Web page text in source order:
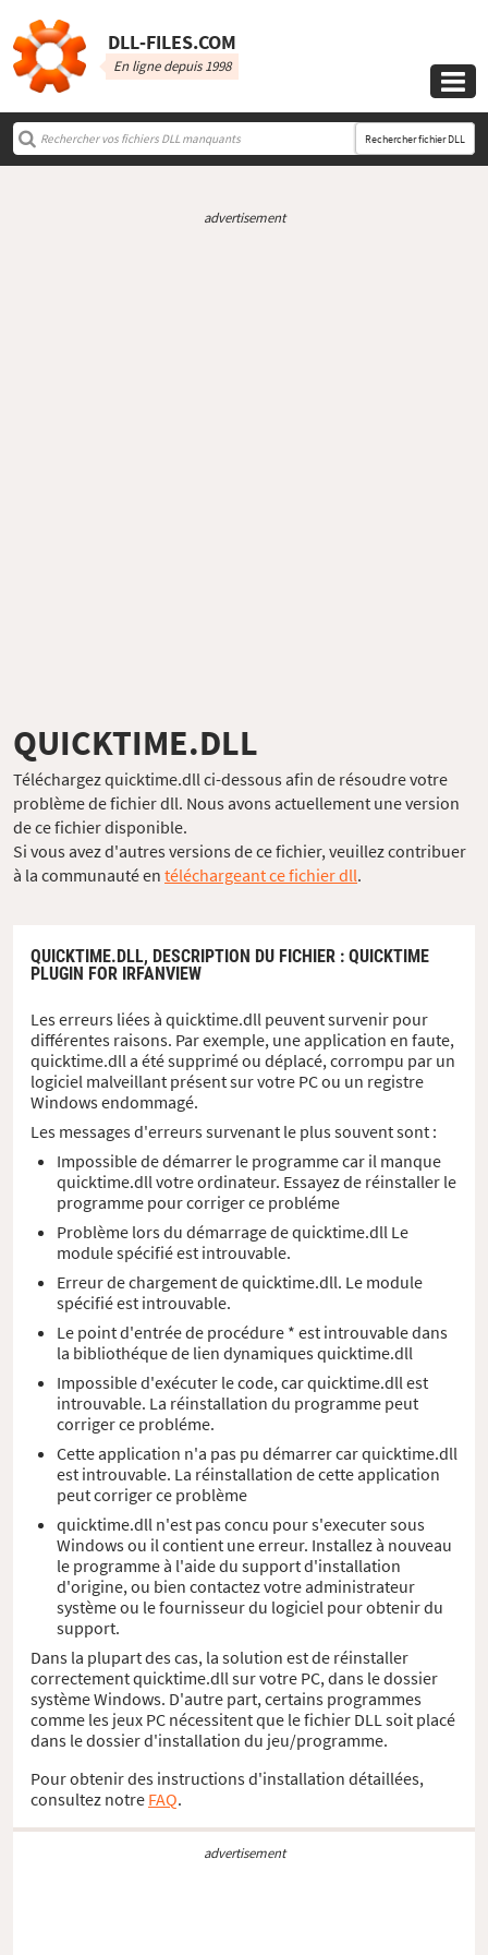
DLL‑FILES.COM
En ligne depuis 1998

Rechercher fichier DLL
advertisement
QUICKTIME.DLL
Téléchargez quicktime.dll ci-dessous afin de résoudre votre
problème de fichier dll. Nous avons actuellement une version
de ce fichier disponible.
Si vous avez d'autres versions de ce fichier, veuillez contribuer
à la communauté en téléchargeant ce fichier dll.
QUICKTIME.DLL, DESCRIPTION DU FICHIER : QUICKTIME
PLUGIN FOR IRFANVIEW
Les erreurs liées à quicktime.dll peuvent survenir pour
différentes raisons. Par exemple, une application en faute,
quicktime.dll a été supprimé ou déplacé, corrompu par un
logiciel malveillant présent sur votre PC ou un registre
Windows endommagé.
Les messages d'erreurs survenant le plus souvent sont :
Impossible de démarrer le programme car il manque
quicktime.dll votre ordinateur. Essayez de réinstaller le
programme pour corriger ce probléme
Problème lors du démarrage de quicktime.dll Le
module spécifié est introuvable.
Erreur de chargement de quicktime.dll. Le module
spécifié est introuvable.
Le point d'entrée de procédure * est introuvable dans
la bibliothéque de lien dynamiques quicktime.dll
Impossible d'exécuter le code, car quicktime.dll est
introuvable. La réinstallation du programme peut
corriger ce probléme.
Cette application n'a pas pu démarrer car quicktime.dll
est introuvable. La réinstallation de cette application
peut corriger ce problème
quicktime.dll n'est pas concu pour s'executer sous
Windows ou il contient une erreur. Installez à nouveau
le programme à l'aide du support d'installation
d'origine, ou bien contactez votre administrateur
système ou le fournisseur du logiciel pour obtenir du
support.
Dans la plupart des cas, la solution est de réinstaller
correctement quicktime.dll sur votre PC, dans le dossier
système Windows. D'autre part, certains programmes
comme les jeux PC nécessitent que le fichier DLL soit placé
dans le dossier d'installation du jeu/programme.
Pour obtenir des instructions d'installation détaillées,
consultez notre FAQ.
advertisement